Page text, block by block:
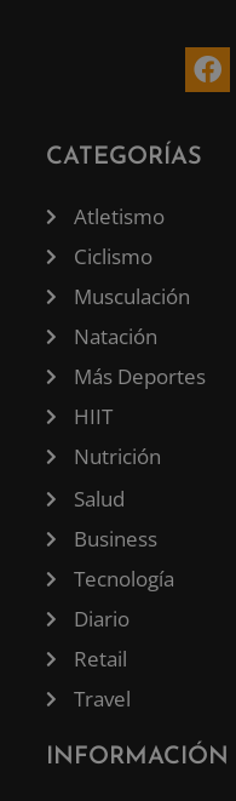
CATEGORÍAS
Atletismo
Ciclismo
Musculación
Natación
Más Deportes
HIIT
Nutrición
Salud
Business
Tecnología
Diario
Retail
Travel
INFORMACIÓN